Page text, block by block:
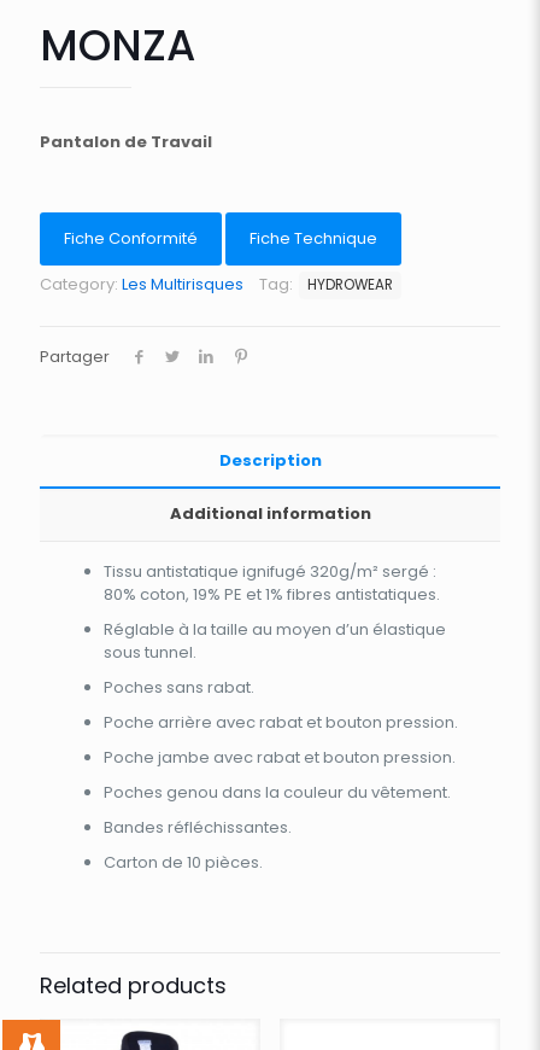
MONZA
Pantalon de Travail
Fiche Conformité
Fiche Technique
Category: Les Multirisques Tag: HYDROWEAR
Partager
Description
Additional information
Tissu antistatique ignifugé 320g/m² sergé :
80% coton, 19% PE et 1% fibres antistatiques.
Réglable à la taille au moyen d’un élastique
sous tunnel.
Poches sans rabat.
Poche arrière avec rabat et bouton pression.
Poche jambe avec rabat et bouton pression.
Poches genou dans la couleur du vêtement.
Bandes réfléchissantes.
Carton de 10 pièces.
Related products